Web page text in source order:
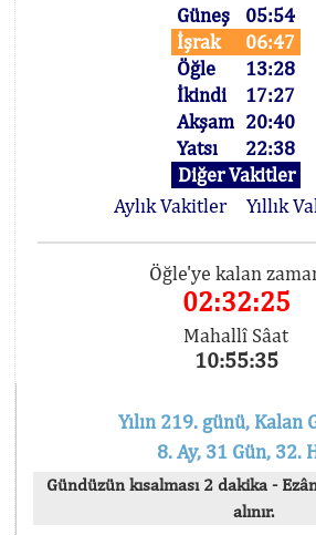
Güneş
05:54
İşrak
06:47
Öğle
13:28
İkindi
17:27
Akşam 20:40
Yatsı
22:38
Diğer Vakitler
Aylık Vakitler
Yıllık
Öğle'ye kalan
02:32:25
Mahallî Sâat
10:55:35
Yılın 219. günü, Kalan
8. Ay, 31 Gün, 32.
Gündüzün kısalması 2 dakika -
alınır.